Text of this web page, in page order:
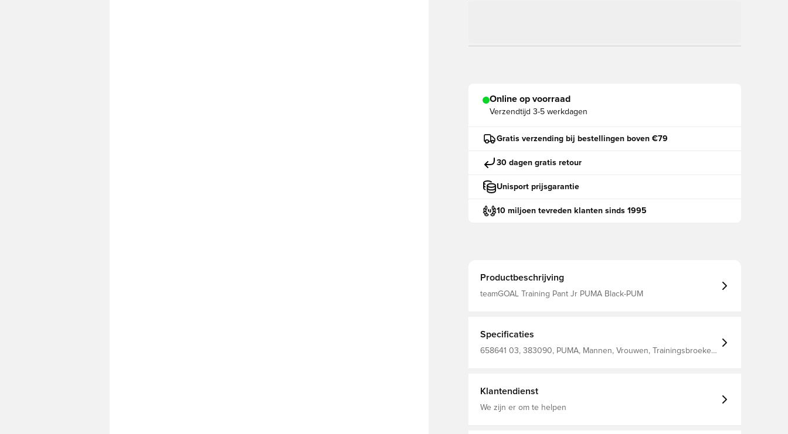
Online op voorraad
Verzendtijd 3-5 werkdagen
Gratis verzending bij bestellingen boven €79
30 dagen gratis retour
Unisport prijsgarantie
10 miljoen tevreden klanten sinds 1995
Productbeschrijving
teamGOAL Training Pant Jr PUMA Black-PUM
Specificaties
658641 03, 383090, PUMA, Mannen, Vrouwen, Trainingsbroeken,
Klantendienst
We zijn er om te helpen